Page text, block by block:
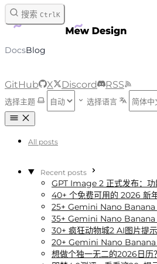
跳转到内容
DocsBlog
搜索 Ctrl K
GitHub X Discord RSS
选择主题 选择语言
All posts
Recent posts
GPT Image 2 正式发布：
40+ 个免费可用的 2026 新
25+ Gemini Nano Banana
35+ Gemini Nano Banana
30+ 疯狂动物城2 AI图片提
20+ Gemini Nano Banana
想做个独一无二的2026日历